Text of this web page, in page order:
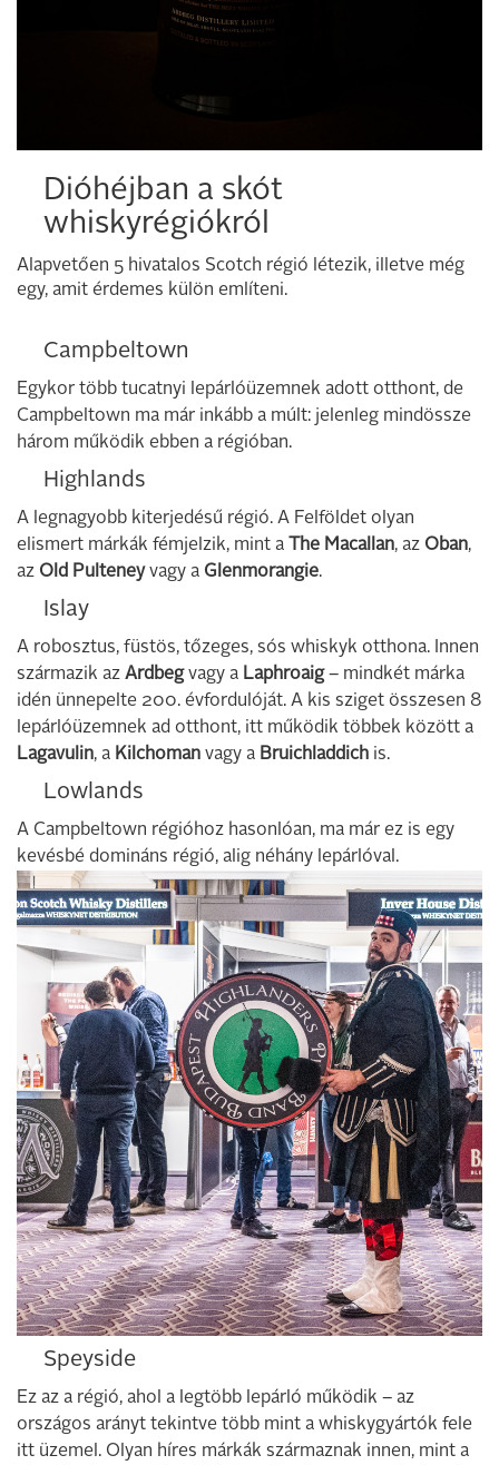
Dióhéjban a skót
whiskyrégiókról
Alapvetően 5 hivatalos Scotch régió létezik, illetve még
egy, amit érdemes külön említeni.
Campbeltown
Egykor több tucatnyi lepárlóüzemnek adott otthont, de
Campbeltown ma már inkább a múlt: jelenleg mindössze
három működik ebben a régióban.
Highlands
A legnagyobb kiterjedésű régió. A Felföldet olyan
elismert márkák fémjelzik, mint a The Macallan, az Oban,
az Old Pulteneyvagy a Glenmorangie.
Islay
A robosztus, füstös, tőzeges, sós whiskyk otthona. Innen
származik az Ardbegvagy a Laphroaig– mindkét márka
idén ünnepelte 200. évfordulóját. A kis sziget összesen 8
lepárlóüzemnek ad otthont, itt működik többek között a
Lagavulin, a Kilchoman vagy a Bruichladdich is.
Lowlands
A Campbeltown régióhoz hasonlóan, ma már ez is egy
kevésbé domináns régió, alig néhány lepárlóval.
Speyside
Ez az a régió, ahol a legtöbb lepárló működik – az
országos arányt tekintve több mint a whiskygyártók fele
itt üzemel. Olyan híres márkák származnak innen, mint a